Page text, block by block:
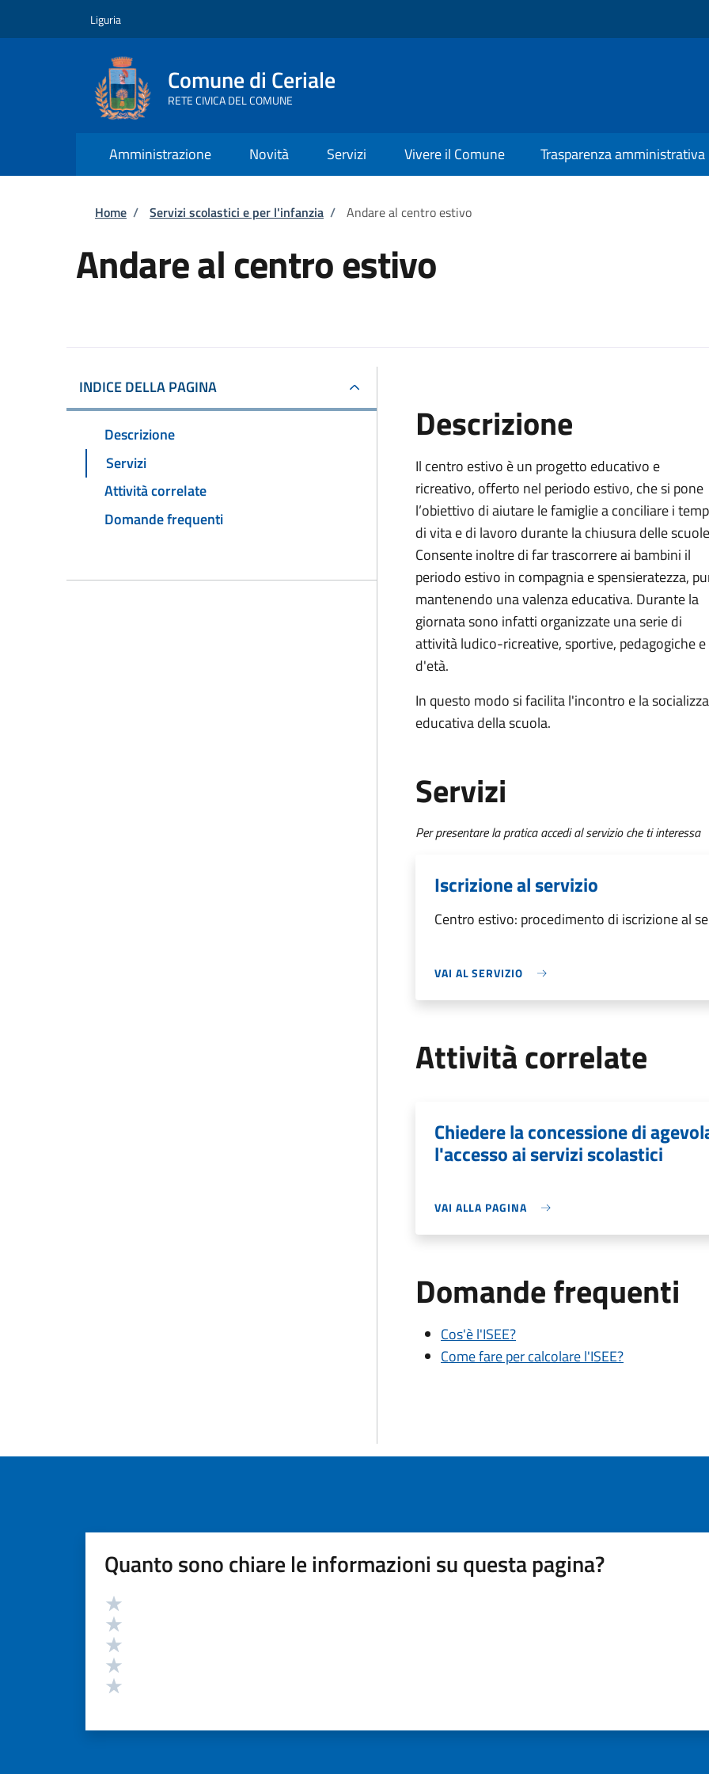
Liguria
Comune di Ceriale
RETE CIVICA DEL COMUNE
Amministrazione Novità Servizi Vivere il Comune Trasparenza amministrativa
Briciole di pane
Home / Servizi scolastici e per l'infanzia / Andare al centro estivo
Andare al centro estivo
INDICE DELLA PAGINA
Descrizione
Servizi
Attività correlate
Domande frequenti
Descrizione
Il centro estivo è un progetto educativo e
ricreativo, offerto nel periodo estivo, che si pone
l’obiettivo di aiutare le famiglie a conciliare i
di vita e di lavoro durante la chiusura delle
Consente inoltre di far trascorrere ai bambini il
periodo estivo in compagnia e spensieratezza,
mantenendo una valenza educativa. Durante la
giornata sono infatti organizzate una serie di
attività ludico-ricreative, sportive, pedagogiche
d'età.
In questo modo si facilita l'incontro e la
educativa della scuola.
Servizi
Per presentare la pratica accedi al servizio che ti interessa
Iscrizione al servizio
Centro estivo: procedimento di iscrizione al
VAI AL SERVIZIO
Attività correlate
Chiedere la concessione di
l'accesso ai servizi scolastici
VAI ALLA PAGINA
Domande frequenti
Cos'è l'ISEE?
Come fare per calcolare l'ISEE?
Quanto sono chiare le informazioni su questa pagina?
Valutazione